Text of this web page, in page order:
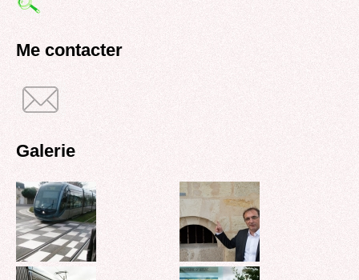
de
recherche
Me contacter
Galerie